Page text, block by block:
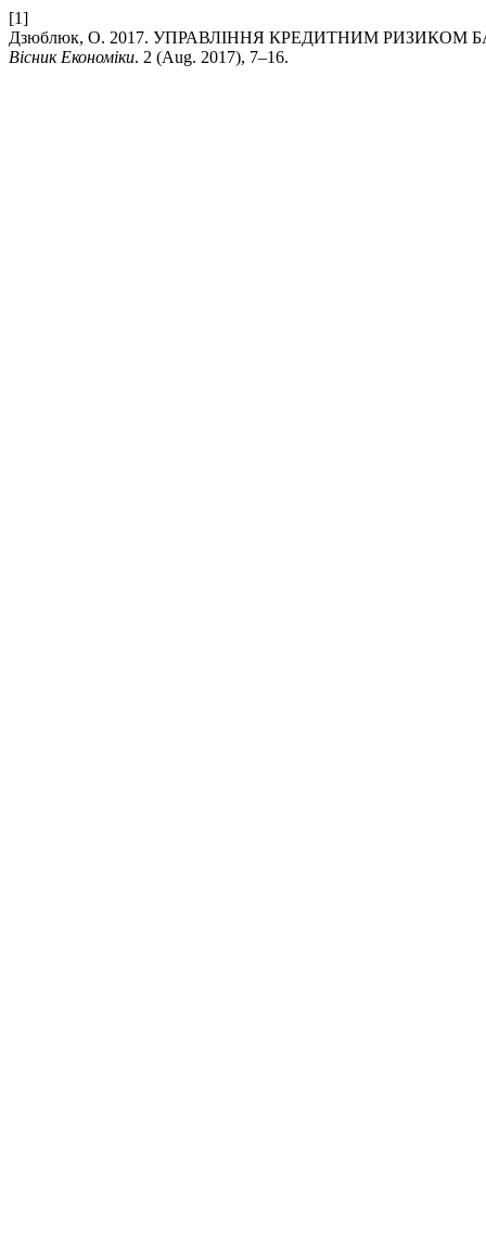
[1]
Дзюблюк, О. 2017. УПРАВЛІННЯ КРЕДИТНИМ
Вісник Економіки. 2 (Aug. 2017), 7–16.